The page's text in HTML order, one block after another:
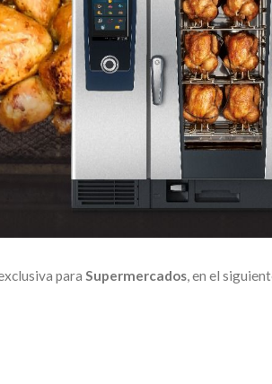
para Supermercados , en el